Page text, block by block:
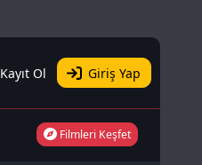
Kayıt Ol Giriş Yap
Filmleri Keşfet